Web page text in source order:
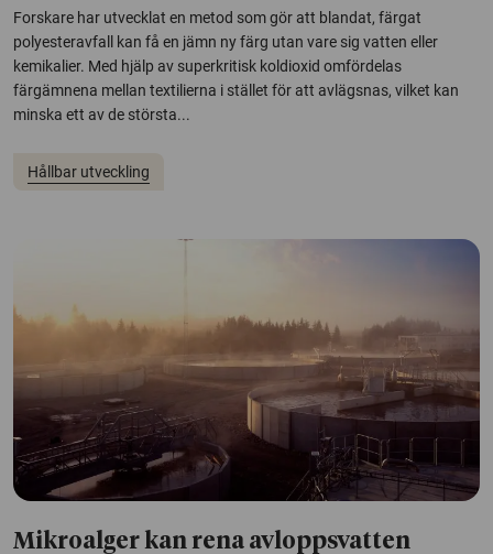
Forskare har utvecklat en metod som gör att blandat, färgat
polyesteravfall kan få en jämn ny färg utan vare sig vatten eller
kemikalier. Med hjälp av superkritisk koldioxid omfördelas
färgämnena mellan textilierna i stället för att avlägsnas, vilket kan
minska ett av de största...
Hållbar utveckling
Mikroalger kan rena avloppsvatten